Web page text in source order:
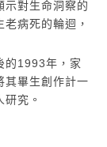
示對生命洞察的
病死的輪迴，
的1993年，家
其畢生創作計一
究。